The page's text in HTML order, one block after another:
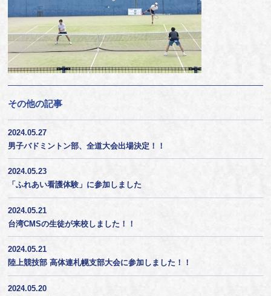
その他の記事
2024.05.27
男子バドミントン部、全道大会出場決定！！
2024.05.23
「ふれあい看護体験」に参加しました
2024.05.21
台湾CMSの生徒が来校しました！！
2024.05.21
陸上競技部 高体連札幌支部大会に参加しました！！
2024.05.20